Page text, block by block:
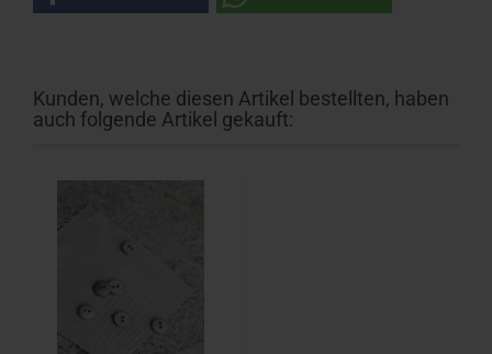
Kunden, welche diesen Artikel bestellten, haben
auch folgende Artikel gekauft: